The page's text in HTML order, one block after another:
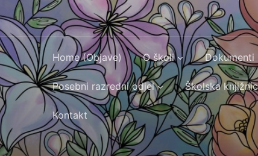
Home (Objave) O školi Dokumenti
Posebni razredni odjel Školska
Kontakt